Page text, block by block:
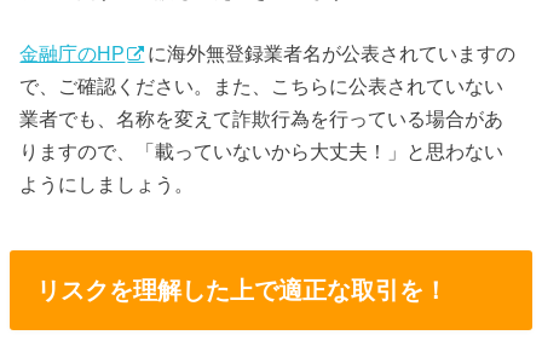
金融庁のHP
に海外無登録業者名が公表されていますの
で、ご確認ください。また、こちらに公表されていない
業者でも、名称を変えて詐欺行為を行っている場合があ
りますので、「載っていないから大丈夫！」と思わない
ようにしましょう。
リスクを理解した上で適正な取引を！